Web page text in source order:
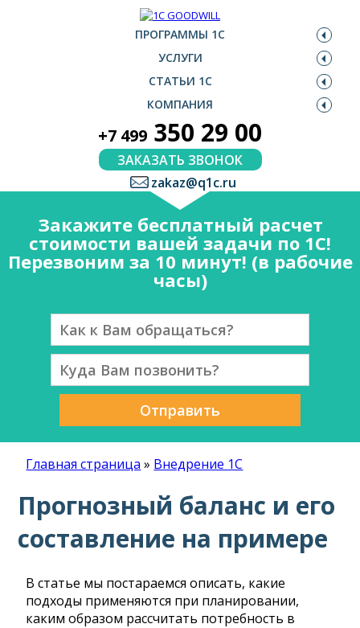
ПРОГРАММЫ 1С
УСЛУГИ
СТАТЬИ 1С
КОМПАНИЯ
+7 499 350 29 00
ЗАКАЗАТЬ ЗВОНОК
zakaz@q1c.ru
Закажите бесплатный расчет
стоимости вашей задачи по 1С!
Перезвоним за 10 минут! (в рабочие
часы)
Отправить
Главная страница » Внедрение 1С
Прогнозный баланс и его
составление на примере
В статье мы постараемся описать, какие
подходы применяются при планировании,
каким образом рассчитать потребность в